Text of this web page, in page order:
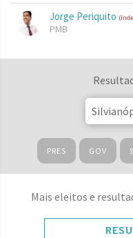
Jorge Periquito
PMB
PRES GOV
Mais eleitos e